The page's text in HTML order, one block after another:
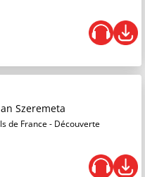
Szeremeta
de France - Découverte